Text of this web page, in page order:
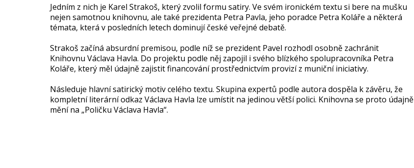
Jedním z nich je Karel Strakoš, který zvolil formu satiry. Ve svém ironickém textu si bere na mušku
nejen samotnou knihovnu, ale také prezidenta Petra Pavla, jeho poradce Petra Koláře a některá
témata, která v posledních letech dominují české veřejné debatě.
Strakoš začíná absurdní premisou, podle níž se prezident Pavel rozhodl osobně zachránit
Knihovnu Václava Havla. Do projektu podle něj zapojil i svého blízkého spolupracovníka Petra
Koláře, který měl údajně zajistit financování prostřednictvím provizí z muniční iniciativy.
Následuje hlavní satirický motiv celého textu. Skupina expertů podle autora dospěla k závěru, že
kompletní literární odkaz Václava Havla lze umístit na jedinou větší polici. Knihovna se proto údajně
mění na „Poličku Václava Havla“.